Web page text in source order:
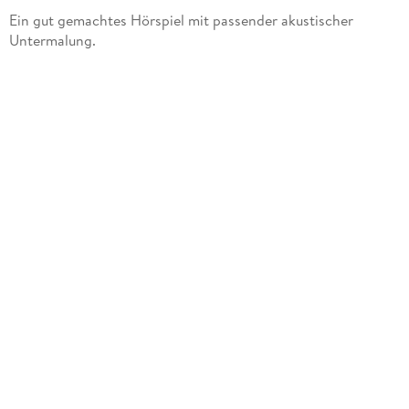
Ein gut gemachtes Hörspiel mit passender akustischer
Untermalung.